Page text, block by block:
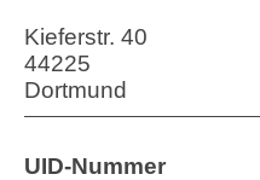
Kieferstr. 40
44225
Dortmund
UID-Nummer